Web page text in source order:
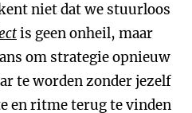
niet dat we stuurloos
is geen onheil, maar
om strategie opnieuw
te worden zonder jezelf
en ritme terug te vinden